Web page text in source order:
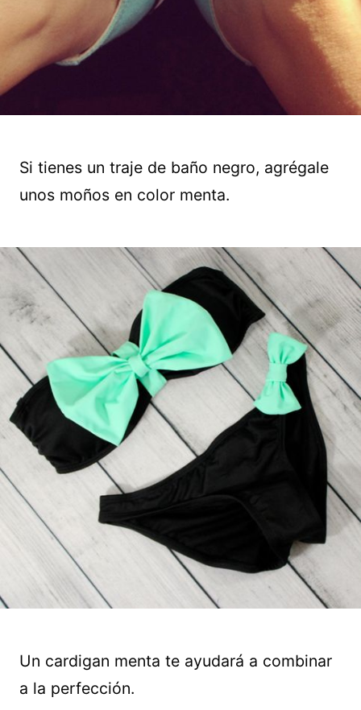
Si tienes un traje de baño negro, agrégale
unos moños en color menta.
Un cardigan menta te ayudará a combinar
a la perfección.